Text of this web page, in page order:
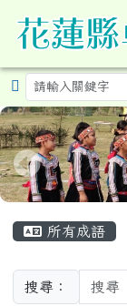
花蓮縣卓
導覽列
所有成語
搜尋：